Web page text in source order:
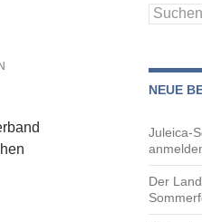
Suchen
nach:
NEUE
Juleica-
Der